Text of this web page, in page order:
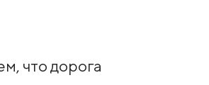
что дорога